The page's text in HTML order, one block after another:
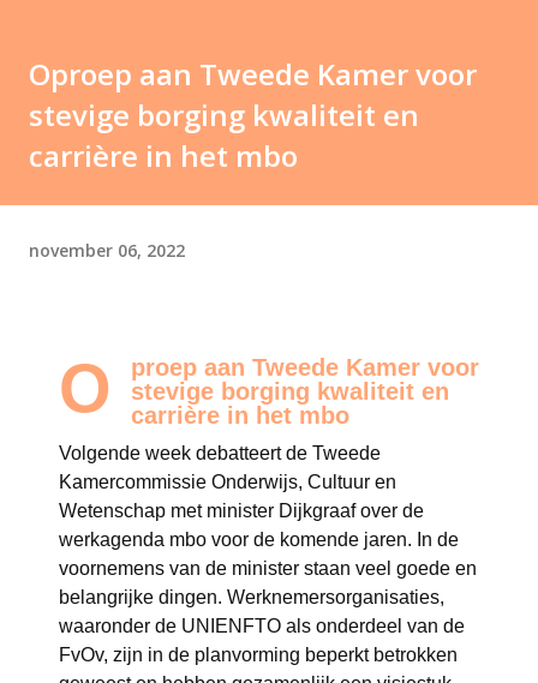
Oproep aan Tweede Kamer voor
stevige borging kwaliteit en
carrière in het mbo
november 06, 2022
O
proep aan Tweede Kamer voor
stevige borging kwaliteit en
carrière in het mbo
Volgende week debatteert de Tweede
Kamercommissie Onderwijs, Cultuur en
Wetenschap met minister Dijkgraaf over de
werkagenda mbo voor de komende jaren. In de
voornemens van de minister staan veel goede en
belangrijke dingen. Werknemersorganisaties,
waaronder de UNIENFTO als onderdeel van de
FvOv, zijn in de planvorming beperkt betrokken